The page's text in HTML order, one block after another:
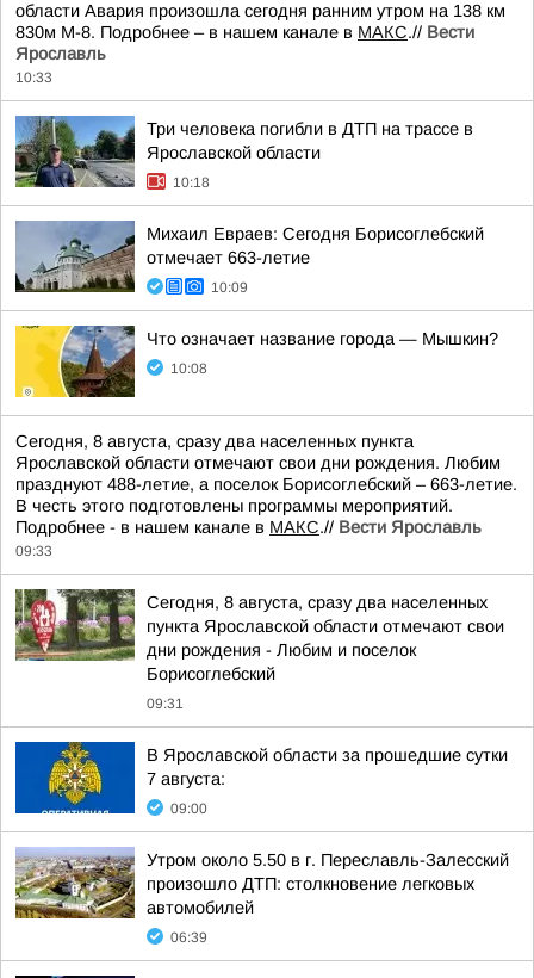
области Авария произошла сегодня ранним утром на 138 км
830м М-8. Подробнее – в нашем канале в МАКС.// Вести
Ярославль
10:33
Три человека погибли в ДТП на трассе в
Ярославской области
10:18
Михаил Евраев: Сегодня Борисоглебский
отмечает 663-летие
10:09
Что означает название города — Мышкин?
10:08
Сегодня, 8 августа, сразу два населенных пункта
Ярославской области отмечают свои дни рождения. Любим
празднуют 488-летие, а поселок Борисоглебский – 663-летие.
В честь этого подготовлены программы мероприятий.
Подробнее - в нашем канале в МАКС.// Вести Ярославль
09:33
Сегодня, 8 августа, сразу два населенных
пункта Ярославской области отмечают свои
дни рождения - Любим и поселок
Борисоглебский
09:31
В Ярославской области за прошедшие сутки
7 августа:
09:00
Утром около 5.50 в г. Переславль-Залесский
произошло ДТП: столкновение легковых
автомобилей
06:39